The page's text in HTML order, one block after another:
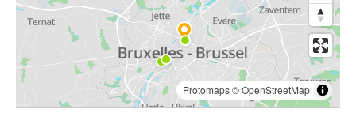
Protomaps©OpenStreetMap